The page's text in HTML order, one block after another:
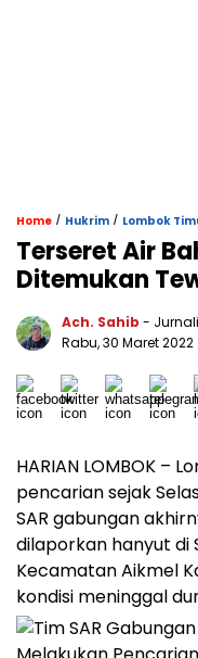
Home / Hukrim / Lombok
Terseret Air
Ditemukan
Ach. Sahib -
Rabu, 30 Maret 2022
HARIAN LOMBOK –
pencarian sejak
SAR gabungan
dilaporkan hanyut di
Kecamatan Aikmel
kondisi meninggal